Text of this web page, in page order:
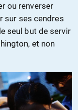
ou renverser
sur ses cendres
seul but de servir
et non